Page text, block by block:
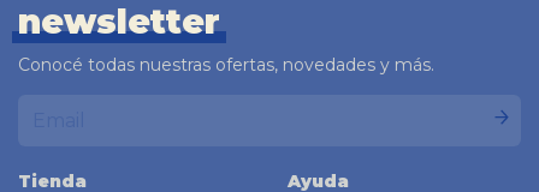
newsletter
Conocé todas nuestras ofertas, novedades y más.
Tienda
Ayuda